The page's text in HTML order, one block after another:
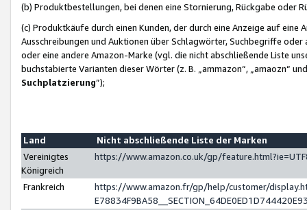
(b) Produktbestellungen, bei denen eine Stornierung, Rückgabe oder
(c) Produktkäufe durch einen Kunden, der durch eine Anzeige auf
Ausschreibungen und Auktionen über Schlagwörter, Suchbegriffe
oder eine andere Amazon-Marke (vgl. die nicht abschließende Liste
buchstabierte Varianten dieser Wörter (z. B. „ammazon“, „amaozn“
Suchplatzierung”);
Land
Nicht abschließende Liste der Marken
Vereinigtes
Königreich
https://www.amazon.co.uk/gp/
Frankreich
https://www.amazon.fr/gp/help/customer/